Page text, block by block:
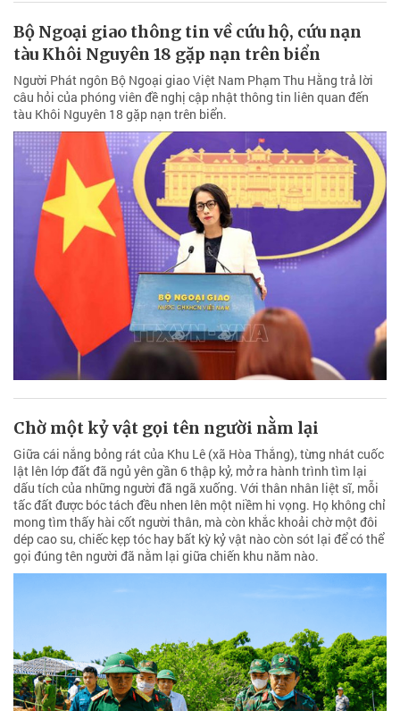
Bộ Ngoại giao thông tin về cứu hộ, cứu nạn
tàu Khôi Nguyên 18 gặp nạn trên biển
Người Phát ngôn Bộ Ngoại giao Việt Nam Phạm Thu Hằng trả lời
câu hỏi của phóng viên đề nghị cập nhật thông tin liên quan đến
tàu Khôi Nguyên 18 gặp nạn trên biển.
Chờ một kỷ vật gọi tên người nằm lại
Giữa cái nắng bỏng rát của Khu Lê (xã Hòa Thắng), từng nhát cuốc
lật lên lớp đất đã ngủ yên gần 6 thập kỷ, mở ra hành trình tìm lại
dấu tích của những người đã ngã xuống. Với thân nhân liệt sĩ, mỗi
tấc đất được bóc tách đều nhen lên một niềm hi vọng. Họ không chỉ
mong tìm thấy hài cốt người thân, mà còn khắc khoải chờ một đôi
dép cao su, chiếc kẹp tóc hay bất kỳ kỷ vật nào còn sót lại để có thể
gọi đúng tên người đã nằm lại giữa chiến khu năm nào.